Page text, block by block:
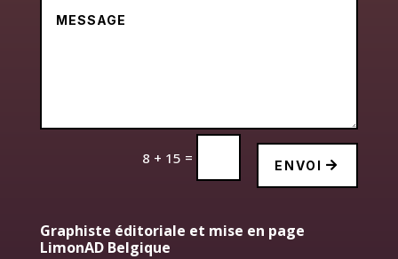
8 + 15 = ENVOI
Graphiste éditoriale et mise en page
LimonAD Belgique